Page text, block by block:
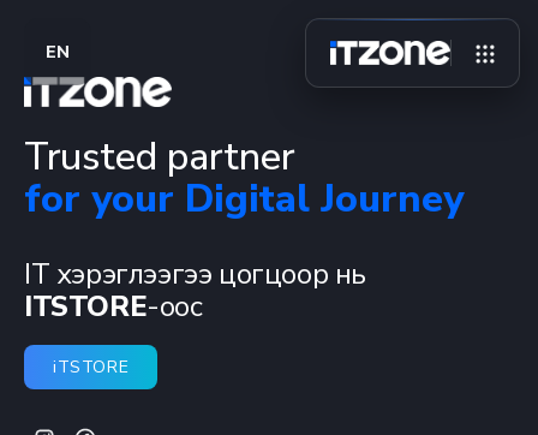
EN
Trusted partner
for your Digital Journey
IT хэрэглээгээ цогцоор нь
ITSTORE-оос
iTSTORE